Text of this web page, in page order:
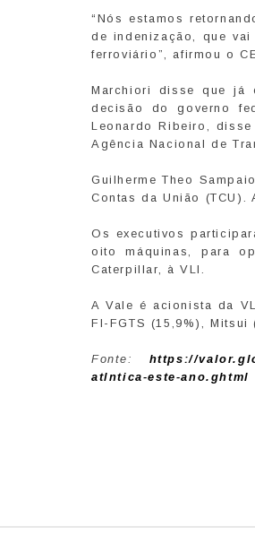
“Nós estamos
de indenização, que
ferroviário”, afirmou o
Marchiori disse que já
decisão do governo
Leonardo Ribeiro,
Agência Nacional de
Guilherme Theo
Contas da União
Os executivos
oito máquinas, para
Caterpillar, à VLI.
A Vale é acionista da
FI-FGTS (15,9%), Mitsui
Fonte: https://
atlntica-este-ano.ghtml